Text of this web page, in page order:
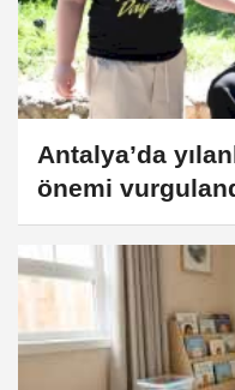
Antalya’da
önemi